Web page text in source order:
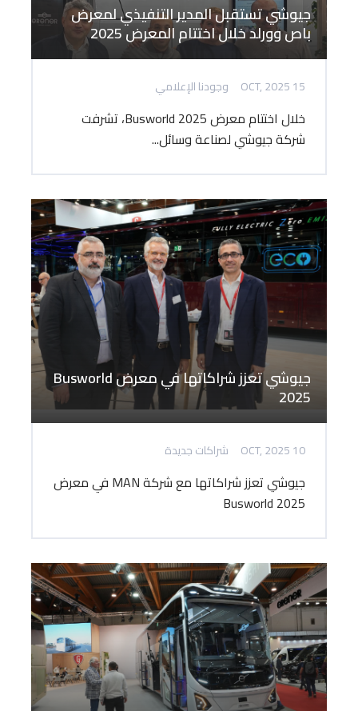
جيوشي تستقبل المدير التنفيذي لمعرض
باص وورلد خلال اختتام المعرض 2025
15 OCT, 2025 وجودنا الإعلامي
خلال اختتام معرض Busworld 2025، تشرفت
شركة جيوشي لصناعة وسائل...
جيوشي تعزز شراكاتها في معرض Busworld
2025
10 OCT, 2025 شراكات جديدة
جيوشي تعزز شراكاتها مع شركة MAN في معرض
Busworld 2025